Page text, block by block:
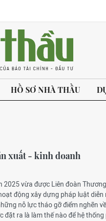
HỒ SƠ NHÀ THẦU
xuất - kinh doanh
2025 vừa được Liên đoàn
động xây dựng pháp luật diễn
nỗ lực tháo gỡ điểm nghẽn
đặt ra là làm thế nào để hệ thống